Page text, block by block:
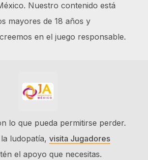
Nuestro contenido está
mayores de 18 años y
en el juego responsable.
lo que pueda permitirse perder.
ludopatía, visita Jugadores
el apoyo que necesitas.